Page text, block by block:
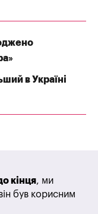
в Україні
кінця, ми
був корисним